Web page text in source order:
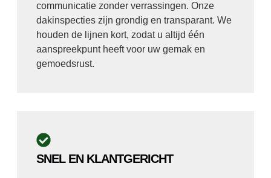
communicatie zonder verrassingen. Onze
dakinspecties zijn grondig en transparant. We
houden de lijnen kort, zodat u altijd één
aanspreekpunt heeft voor uw gemak en
gemoedsrust.
SNEL EN KLANTGERICHT